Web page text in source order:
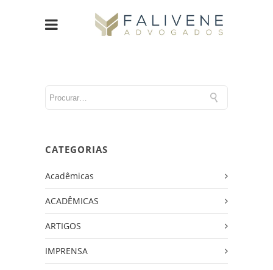
CATEGORIAS
Acadêmicas
ACADÊMICAS
ARTIGOS
IMPRENSA